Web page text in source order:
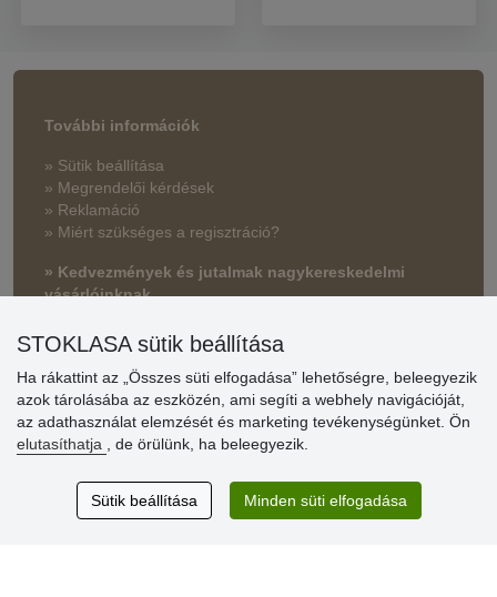
További információk
» Sütik beállítása
» Megrendelői kérdések
» Reklamáció
» Miért szükséges a regisztráció?
» Kedvezmények és jutalmak nagykereskedelmi
vásárlóinknak
» Súgó
Vásárlók
értékelése
Excellent service
Thank you.
STOKLASA sütik beállítása
Ha rákattint az „Összes süti elfogadása” lehetőségre, beleegyezik
azok tárolásába az eszközén, ami segíti a webhely navigációját,
az adathasználat elemzését és marketing tevékenységünket. Ön
elutasíthatja
, de örülünk, ha beleegyezik.
Sütik beállítása Minden süti elfogadása